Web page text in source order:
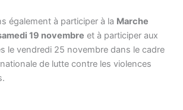
également à participer à la Marche
19 novembre et à participer aux
le vendredi 25 novembre dans le cadre
de lutte contre les violences